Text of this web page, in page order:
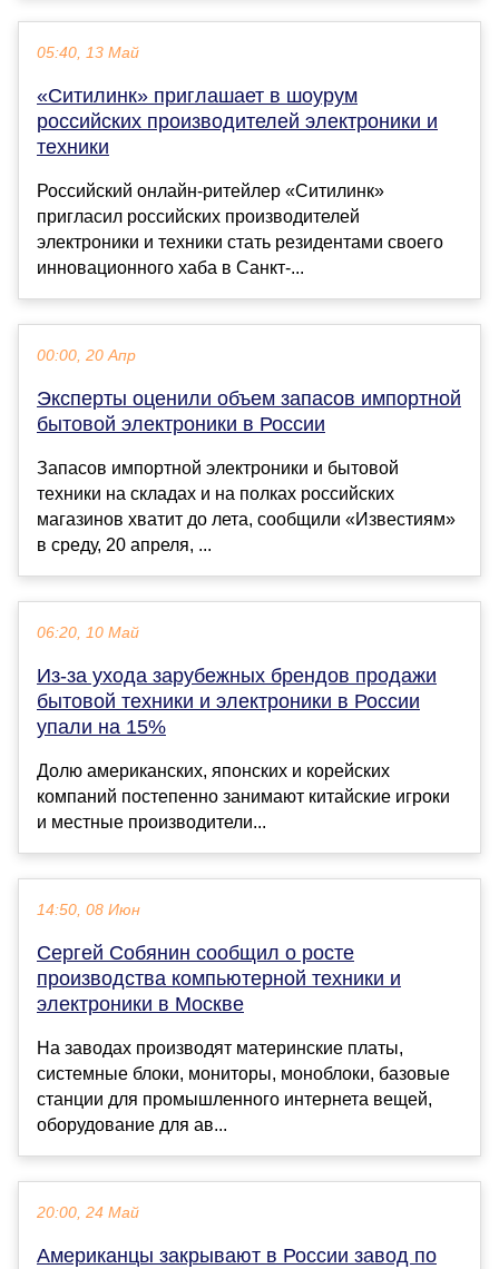
05:40, 13 Май
«Ситилинк» приглашает в шоурум
российских производителей электроники и
техники
Российский онлайн-ритейлер «Ситилинк»
пригласил российских производителей
электроники и техники стать резидентами своего
инновационного хаба в Санкт-...
00:00, 20 Апр
Эксперты оценили объем запасов импортной
бытовой электроники в России
Запасов импортной электроники и бытовой
техники на складах и на полках российских
магазинов хватит до лета, сообщили «Известиям»
в среду, 20 апреля, ...
06:20, 10 Май
Из-за ухода зарубежных брендов продажи
бытовой техники и электроники в России
упали на 15%
Долю американских, японских и корейских
компаний постепенно занимают китайские игроки
и местные производители...
14:50, 08 Июн
Сергей Собянин сообщил о росте
производства компьютерной техники и
электроники в Москве
На заводах производят материнские платы,
системные блоки, мониторы, моноблоки, базовые
станции для промышленного интернета вещей,
оборудование для ав...
20:00, 24 Май
Американцы закрывают в России завод по